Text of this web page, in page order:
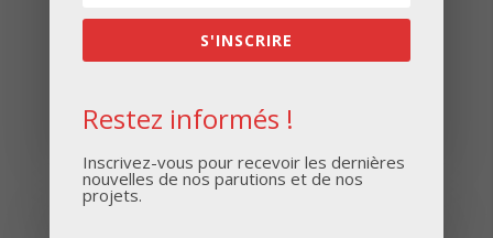
S'INSCRIRE
S'INSCRIRE
Restez informés !
Inscrivez-vous pour recevoir les dernières
nouvelles de nos parutions et de nos
projets.